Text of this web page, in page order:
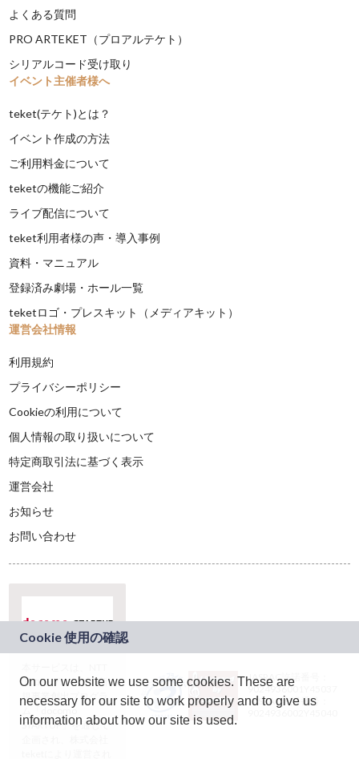
よくある質問
PRO ARTEKET（プロアルテケト）
シリアルコード受け取り
イベント主催者様へ
teket(テケト)とは？
イベント作成の方法
ご利用料金について
teketの機能ご紹介
ライブ配信について
teket利用者様の声・導入事例
資料・マニュアル
登録済み劇場・ホール一覧
teketロゴ・プレスキット（メディアキット）
運営会社情報
利用規約
プライバシーポリシー
Cookieの利用について
個人情報の取り扱いについて
特定商取引法に基づく表示
運営会社
お知らせ
お問い合わせ
ドコモグループの新
規事業創出プログラ
ム「docomo
STARTUP」を通じて
JASRAC許諾番号：
9024936001Y45037
JASRAC許諾番号：
On our website we use some cookies. These are
necessary for our site to work properly and to give us
information about how our site is used.